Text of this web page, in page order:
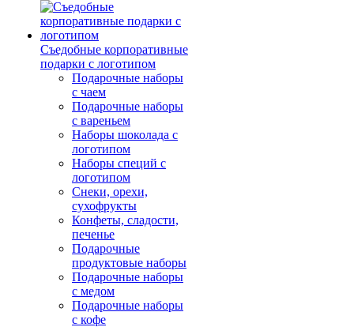
Съедобные корпоративные
подарки с логотипом
Подарочные наборы
с чаем
Подарочные наборы
с вареньем
Наборы шоколада с
логотипом
Наборы специй с
логотипом
Снеки, орехи,
сухофрукты
Конфеты, сладости,
печенье
Подарочные
продуктовые наборы
Подарочные наборы
с медом
Подарочные наборы
с кофе